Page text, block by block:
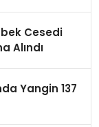
Cesedi
Alındı
Yangin 137